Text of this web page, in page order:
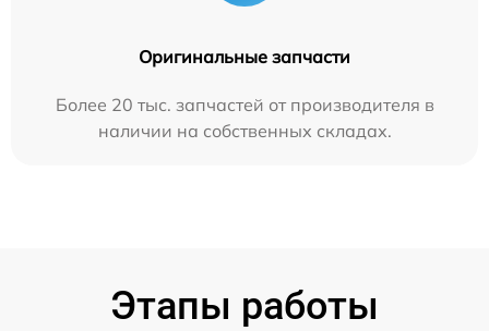
Оригинальные запчасти
Более 20 тыс. запчастей от производителя в
наличии на собственных складах.
Этапы работы